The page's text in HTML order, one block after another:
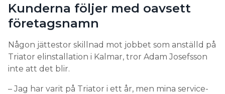
Kunderna följer med oavsett
företagsnamn
Någon jättestor skillnad mot jobbet som anställd på
Triator elinstallation i Kalmar, tror Adam Josefsson
inte att det blir.
– Jag har varit på Triator i ett år, men mina service-